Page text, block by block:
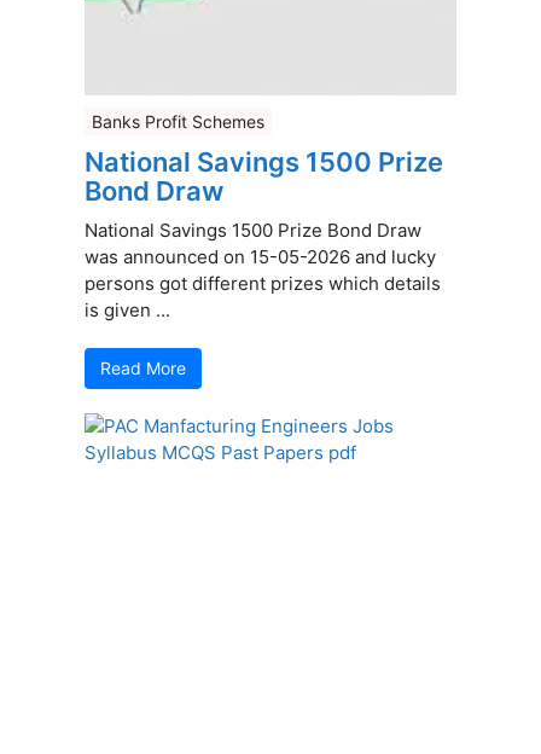
Banks Profit Schemes
National Savings 1500 Prize
Bond Draw
National Savings 1500 Prize Bond Draw
was announced on 15-05-2026 and lucky
persons got different prizes which details
is given ...
Read More